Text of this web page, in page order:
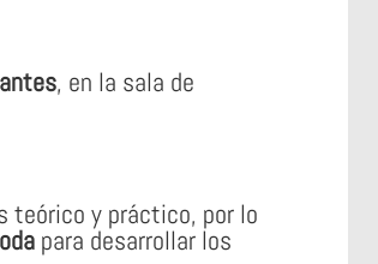
, en la sala de
teórico y práctico, por lo
para desarrollar los